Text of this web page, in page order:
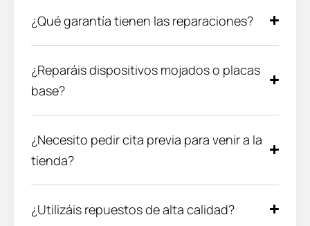
¿Qué garantía tienen las reparaciones?
¿Reparáis dispositivos mojados o placas
base?
¿Necesito pedir cita previa para venir a la
tienda?
¿Utilizáis repuestos de alta calidad?